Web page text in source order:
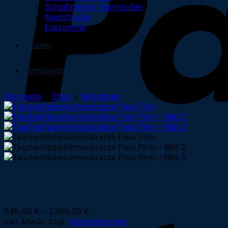
Schlafzimmer Kommoden
Nachttische
Esszimmer
Filialen
Terminvereinbarung
Startseite Shop » Matratzen
649,00 € – 1.399,00 €
inkl. MwSt. zzgl. Versandkosten